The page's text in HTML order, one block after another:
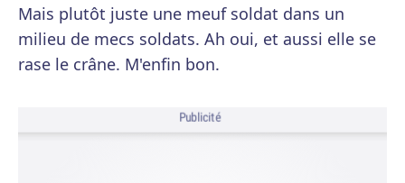
Mais plutôt juste une meuf soldat dans un
milieu de mecs soldats. Ah oui, et aussi elle se
rase le crâne. M'enfin bon.
Publicité